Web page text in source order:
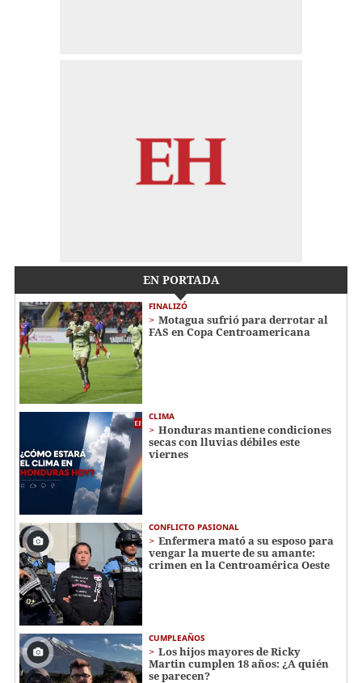
EN PORTADA
FINALIZÓ
Motagua sufrió para derrotar al
FAS en Copa Centroamericana
CLIMA
Honduras mantiene condiciones
secas con lluvias débiles este
viernes
CONFLICTO PASIONAL
Enfermera mató a su esposo para
vengar la muerte de su amante:
crimen en la Centroamérica Oeste
CUMPLEAÑOS
Los hijos mayores de Ricky
Martin cumplen 18 años: ¿A quién
se parecen?